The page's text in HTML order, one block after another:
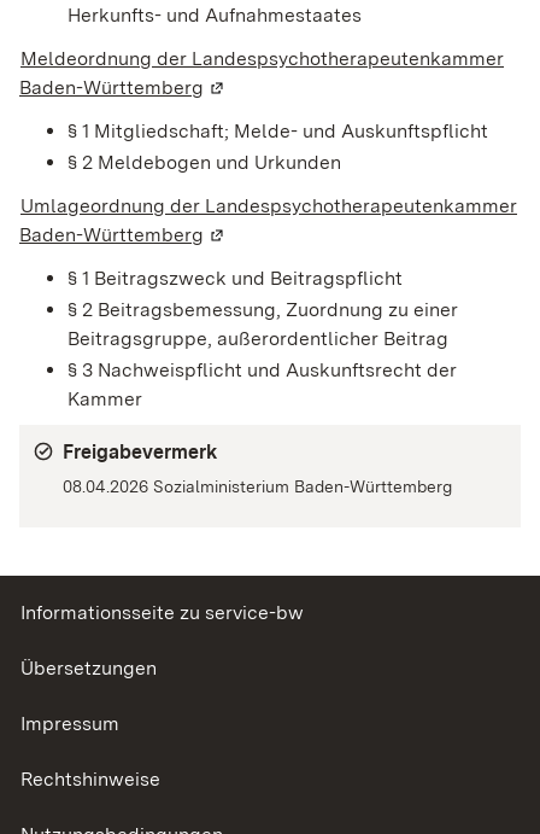
Herkunfts- und Aufnahmestaates
Meldeordnung der Landespsychotherapeutenkammer
Baden-Württemberg (Wird in einem neuen Fenster
§ 1 Mitgliedschaft; Melde- und Auskunftspflicht
§ 2 Meldebogen und Urkunden
Umlageordnung der Landespsychotherapeutenkammer
Baden-Württemberg (Wird in einem neuen Fenster
§ 1 Beitragszweck und Beitragspflicht
§ 2 Beitragsbemessung, Zuordnung zu einer
Beitragsgruppe, außerordentlicher Beitrag
§ 3 Nachweispflicht und Auskunftsrecht der
Kammer
Freigabevermerk
08.04.2026 Sozialministerium Baden-Württemberg
Informationsseite zu service-bw
Übersetzungen
Impressum
Rechtshinweise